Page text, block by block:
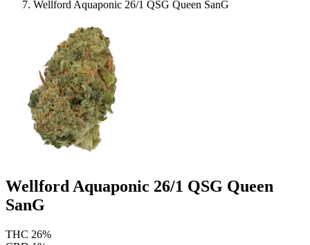
Wellford Aquaponic 26/1 QSG Queen SanG
Wellford Aquaponic 26/1 QSG Queen
SanG
THC 26%